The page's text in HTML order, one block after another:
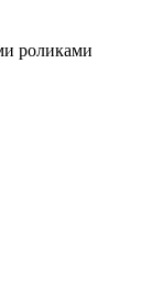
роликами